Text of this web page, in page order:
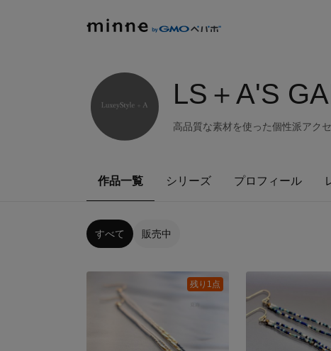
LS＋A'S
高品質な素材を使った個性派アク
作品一覧 シリーズ プロフィール
すべて 販売中
残り1点